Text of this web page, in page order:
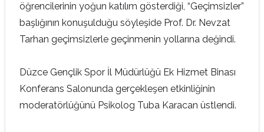
öğrencilerinin yoğun katılım gösterdiği, “Geçimsizler”
başlığının konuşulduğu söyleşide Prof. Dr. Nevzat
Tarhan geçimsizlerle geçinmenin yollarına değindi.
Düzce Gençlik Spor İl Müdürlüğü Ek Hizmet Binası
Konferans Salonunda gerçekleşen etkinliğinin
moderatörlüğünü Psikolog Tuba Karacan üstlendi.